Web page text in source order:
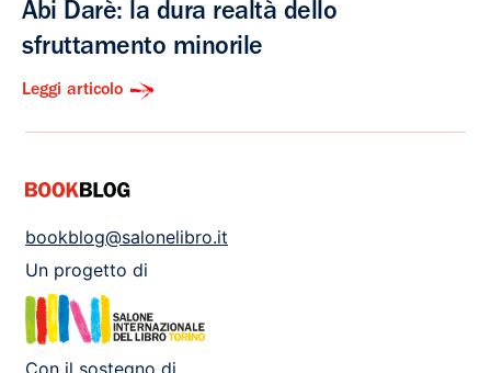
Abi Darè: la dura realtà dello
sfruttamento minorile
Leggi articolo
bookblog@salonelibro.it
Un progetto di